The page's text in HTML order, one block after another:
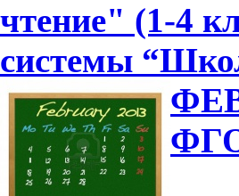
чтение" (1-4
системы